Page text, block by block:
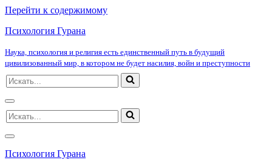
Перейти к содержимому
Психология Гурана
Наука, психология и религия есть единственный путь в будущий
цивилизованный мир, в котором не будет насилия, войн и преступности
Искать...
Меню
навигации
Искать...
Меню
навигации
Психология Гурана